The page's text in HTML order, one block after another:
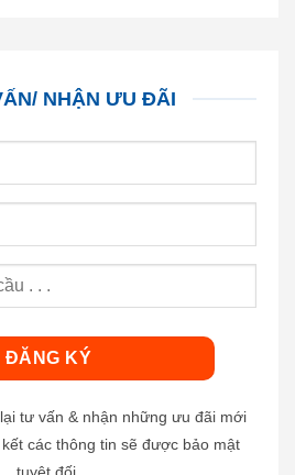
NHẬN ƯU ĐÃI
tư vấn & nhận những ưu đãi mới
các thông tin sẽ được bảo mật